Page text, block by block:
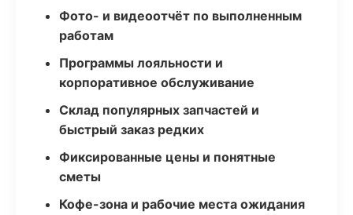
Фото- и видеоотчёт по выполненным
работам
Программы лояльности и
корпоративное обслуживание
Склад популярных запчастей и
быстрый заказ редких
Фиксированные цены и понятные
сметы
Кофе-зона и рабочие места ожидания